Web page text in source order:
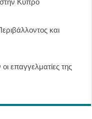
και
επαγγελματίες της